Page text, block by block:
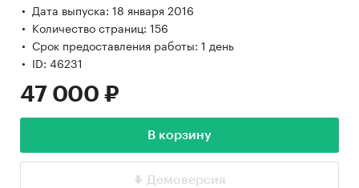
Дата выпуска: 18 января 2016
Количество страниц: 156
Срок предоставления работы: 1 день
ID: 46231
47 000 ₽
В корзину
Демоверсия